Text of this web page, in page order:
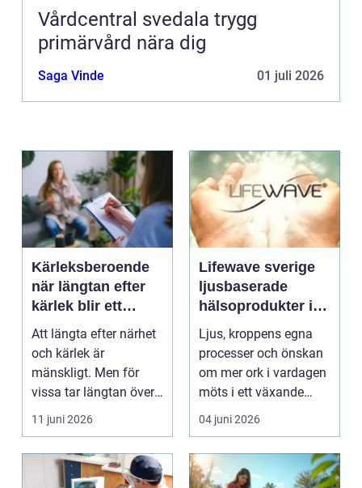
Vårdcentral svedala trygg
primärvård nära dig
Saga Vinde 01 juli 2026
Kärleksberoende
när längtan efter
kärlek blir ett
beroende
Att längta efter närhet
och kärlek är
mänskligt. Men för
vissa tar längtan över
helt. Relationer, fö...
11 juni 2026
Lifewave sverige
ljusbaserade
hälsoprodukter i
fokus
Ljus, kroppens egna
processer och önskan
om mer ork i vardagen
möts i ett växande
intresse för fotot...
04 juni 2026